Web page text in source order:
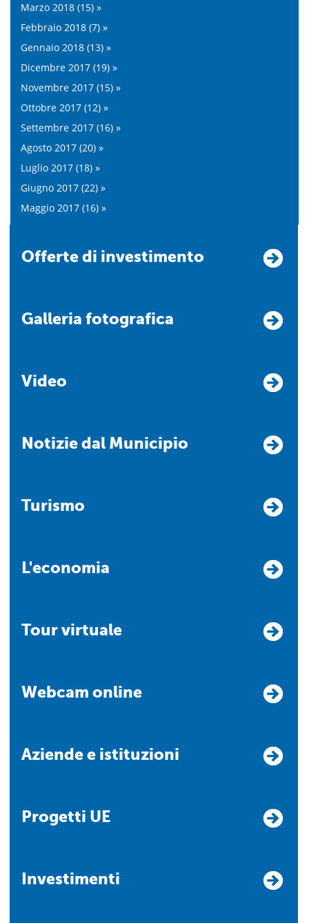
Marzo 2018 (15) »
Febbraio 2018 (7) »
Gennaio 2018 (13) »
Dicembre 2017 (19) »
Novembre 2017 (15) »
Ottobre 2017 (12) »
Settembre 2017 (16) »
Agosto 2017 (20) »
Luglio 2017 (18) »
Giugno 2017 (22) »
Maggio 2017 (16) »
Offerte di investimento
Galleria fotografica
Video
Notizie dal Municipio
Turismo
L'economia
Tour virtuale
Webcam online
Aziende e istituzioni
Progetti UE
Investimenti